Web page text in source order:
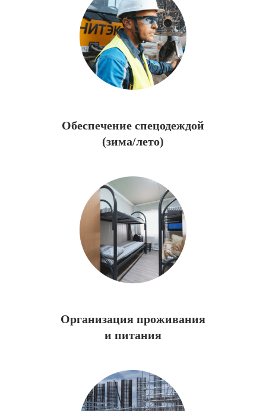
Обеспечение спецодеждой
(зима/лето)
Организация проживания
и питания
стабильно
Смотрите видео репортажи
с сотрудниками нашей компании